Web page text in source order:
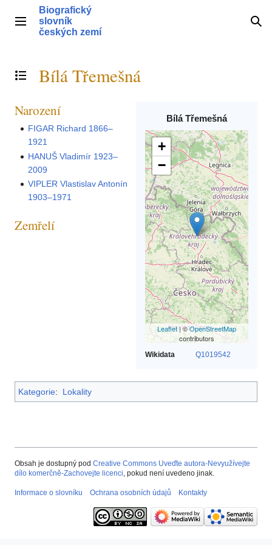
obsahHlavní menu
Biografický
slovník
českých zemí
Přepnout obsah
Bílá Třemešná
Bílá Třemešná
+
−
Leaflet| ©OpenStreetMap
contributors
Wikidata Q1019542
Narození
FIGAR Richard 1866–
1921
HANUŠ Vladimír 1923–
2009
VIPLER Vlastislav Antonín
1903–1971
Zemřelí
Kategorie: Lokality
Obsah je dostupný pod Creative Commons Uveďte autora-Nevyužívejte
dílo komerčně-Zachovejte licenci, pokud není uvedeno jinak.
Informace o slovníku Ochrana osobních údajů Kontakty